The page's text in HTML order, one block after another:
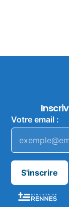
Votre email :
S'inscrire